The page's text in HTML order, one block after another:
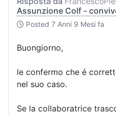
Assunzione Colf -
Posted 7 Anni 9 Mesi fa
Buongiorno,
le confermo che é
nel suo caso.
Se la collaboratrice